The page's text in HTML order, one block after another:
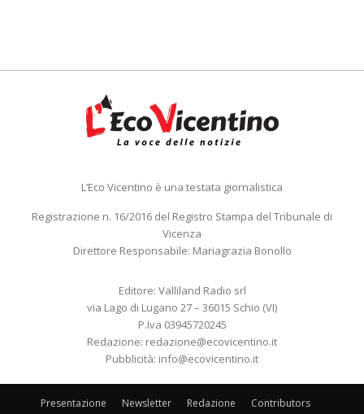
L’Eco Vicentino è una testata giornalistica
Registrazione n. 16/2016 del Registro Stampa del Tribunale di
Vicenza
Direttore Responsabile: Mariagrazia Bonollo
Editore: Valliland Radio srl
via Lago di Lugano 27 – 36015 Schio (VI)
P.Iva 03945720245
Redazione: redazione@ecovicentino.it
Pubblicità: info@ecovicentino.it
Presentazione Newsletter Redazione
Contributors